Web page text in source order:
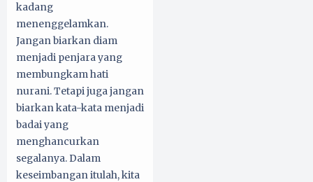
kadang
menenggelamkan.
Jangan biarkan diam
menjadi penjara yang
membungkam hati
nurani. Tetapi juga jangan
biarkan kata-kata menjadi
badai yang
menghancurkan
segalanya. Dalam
keseimbangan itulah, kita